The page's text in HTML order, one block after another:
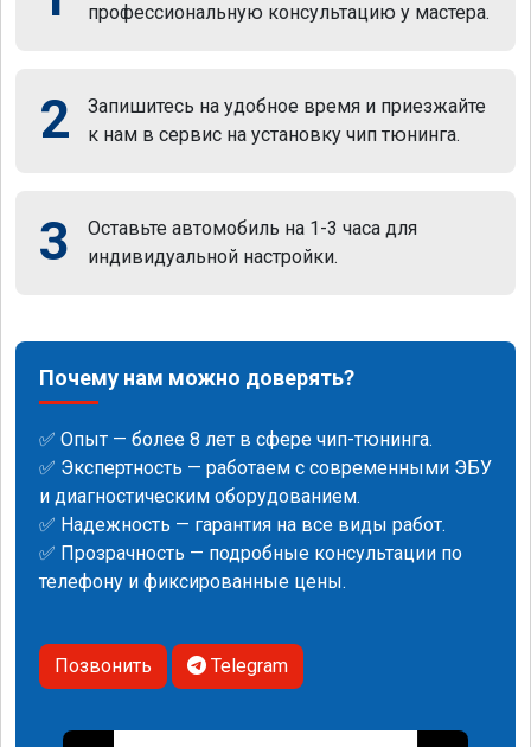
профессиональную консультацию у мастера.
2
Запишитесь на удобное время и приезжайте
к нам в сервис на установку чип тюнинга.
3
Оставьте автомобиль на 1-3 часа для
индивидуальной настройки.
Почему нам можно доверять?
✅ Опыт — более 8 лет в сфере чип-тюнинга.
✅ Экспертность — работаем с современными ЭБУ
и диагностическим оборудованием.
✅ Надежность — гарантия на все виды работ.
✅ Прозрачность — подробные консультации по
телефону и фиксированные цены.
Позвонить Telegram